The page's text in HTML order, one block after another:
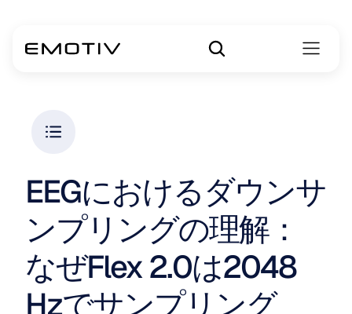
EEGにおけるダウンサ
ンプリングの理解：
なぜFlex 2.0は2048
Hzでサンプリング